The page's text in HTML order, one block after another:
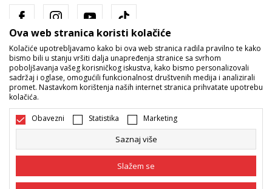
Bosna i Hercegovina Promijenite
Nastojimo da budemo što precizniji u opisu proizvoda, prikazu slika i
Ova web stranica koristi kolačiće
Kolačiće upotrebljavamo kako bi ova web stranica radila pravilno te kako
bismo bili u stanju vršiti dalja unapređenja stranice sa svrhom
poboljšavanja vašeg korisničkog iskustva, kako bismo personalizovali
sadržaj i oglase, omogućili funkcionalnost društvenih medija i analizirali
promet. Nastavkom korištenja naših internet stranica prihvatate upotrebu
kolačića.
Obavezni Statistika Marketing
Saznaj više
Slažem se